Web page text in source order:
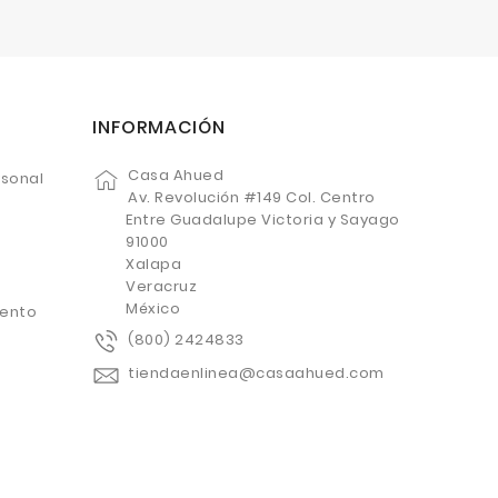
INFORMACIÓN
Casa Ahued
Av. Revolución #149 Col. Centro
Entre Guadalupe Victoria y Sayago
91000
Xalapa
Veracruz
México
(800) 2424833
tiendaenlinea@casaahued.com